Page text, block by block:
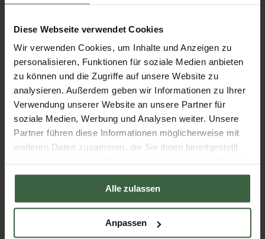
Diese Webseite verwendet Cookies
Wir verwenden Cookies, um Inhalte und Anzeigen zu
personalisieren, Funktionen für soziale Medien anbieten
zu können und die Zugriffe auf unsere Website zu
analysieren. Außerdem geben wir Informationen zu Ihrer
Verwendung unserer Website an unsere Partner für
soziale Medien, Werbung und Analysen weiter. Unsere
Partner führen diese Informationen möglicherweise mit
weiteren Daten zusammen, die Sie ihnen bereitgestellt
gesammelt haben.
Alle zulassen
Anpassen
Mehr zum Kothmühle-Team >>
Fotocredits
alle Fotos: Michael Tanzer | Moststraße